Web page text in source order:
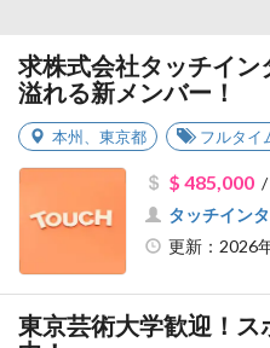
求株式会社タッチイ
溢れる新メンバー！
本州 東京都 フルタイ
$ 485,000/
タッチイン
更新：2026
東京芸術大学歓迎！